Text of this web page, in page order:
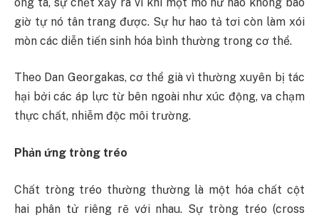
giờ tự nó tân trang được. Sự hư hao tả tơi còn làm xói
mòn các diễn tiến sinh hóa bình thường trong cơ thể.
Theo Dan Georgakas, cơ thể già vì thường xuyên bị tác
hại bởi các áp lực từ bên ngoài như xúc động, va chạm
thực chất, nhiễm độc môi trường.
Phản ứng tròng tréo
Chất tròng tréo thường thường là một hóa chất cột
hai phân tử riêng rẽ với nhau. Sự tròng tréo (cross